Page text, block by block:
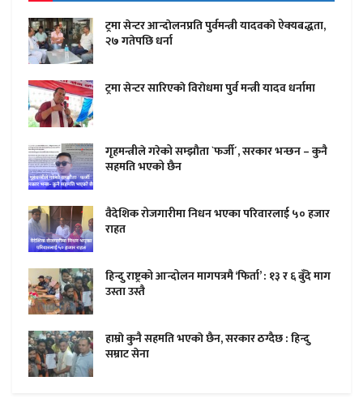
ट्रमा सेन्टर आन्दाेलनप्रति पुर्वमन्त्री यादवकाे ऐक्यबद्धता,
२७ गतेपछि धर्ना
ट्रमा सेन्टर सारिएकाे विराेधमा पुर्व मन्त्री यादव धर्नामा
गृहमन्त्रीले गरेको सम्झौता `फर्जी´, सरकार भन्छन – कुनै
सहमति भएको छैन
वैदेशिक रोजगारीमा निधन भएका परिवारलाई ५० हजार
राहत
हिन्दु राष्ट्रको आन्दोलन मागपत्रमै ‘फिर्ता’ : १३ र ६ बुँदे माग
उस्ता उस्तै
हाम्राे कुनै सहमति भएकाे छैन, सरकार ठग्दैछ : हिन्दु
सम्राट सेना